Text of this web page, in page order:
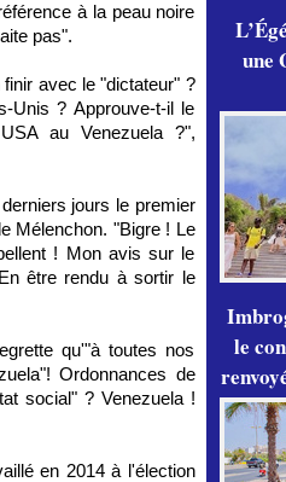
à la peau noire
pas".
avec le "dictateur" ?
Unis ? Approuve-t-il le
au Venezuela ?",
jours le premier
Mélenchon. "Bigre ! Le
! Mon avis sur le
être rendu à sortir le
qu'"à toutes nos
Ordonnances de
social" ? Venezuela !
en 2014 à l'élection
une
le